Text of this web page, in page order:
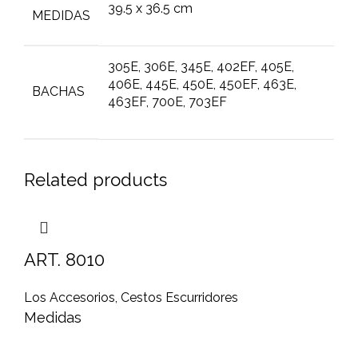
MEDIDAS 39.5 x 36.5 cm
BACHAS
305E, 306E, 345E, 402EF, 405E,
406E, 445E, 450E, 450EF, 463E,
463EF, 700E, 703EF
Related products
ART. 8010
Los Accesorios, Cestos Escurridores
Medidas